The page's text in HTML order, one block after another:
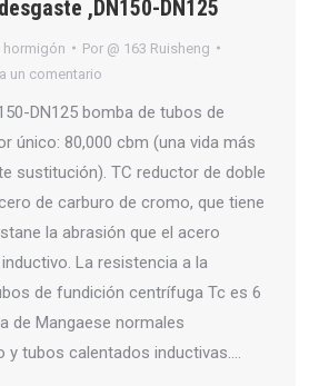
,DN150-DN125
hormigón Por @ 163 Ruisheng
un comentario
DN125 bomba de tubos de
único: 80,000 cbm (una vida más
sustitución). TC reductor de doble
de carburo de cromo, que tiene
la abrasión que el acero
La resistencia a la
de fundición centrífuga Tc es 6
de Mangaese normales
tubos calentados inductivas.…